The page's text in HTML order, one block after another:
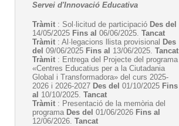
Servei d'Innovació Educativa
Tràmit : Sol·licitud de participació Des del
14/05/2025 Fins al 06/06/2025. Tancat
Tràmit : Al·legacions llista provisional Des
del 09/06/2025 Fins al 13/06/2025. Tancat
Tràmit : Entrega del Projecte del programa
«Centres Educatius per a la Ciutadania
Global i Transformadora» del curs 2025-
2026 i 2026-2027 Des del 01/10/2025 Fins
al 10/10/2025. Tancat
Tràmit : Presentació de la memòria del
programa Des del 01/06/2026 Fins al
12/06/2026. Tancat